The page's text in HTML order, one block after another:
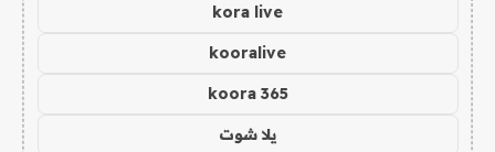
kora live
kooralive
koora 365
يلا شوت